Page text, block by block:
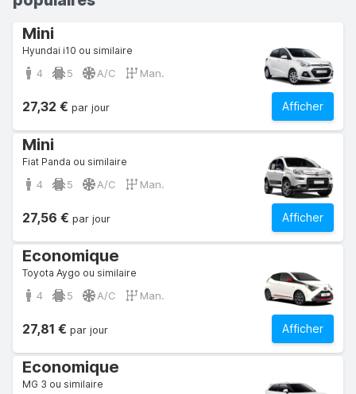
Mini
Hyundai i10 ou similaire
4 5 A/C Man.
Afficher
27,32 € par jour
Mini
Fiat Panda ou similaire
4 5 A/C Man.
Afficher
27,56 € par jour
Economique
Toyota Aygo ou similaire
4 5 A/C Man.
Afficher
27,81 € par jour
Economique
MG 3 ou similaire